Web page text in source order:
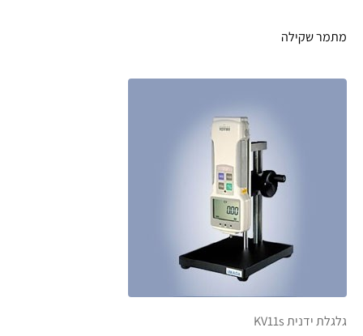
מתמר שקילה
גלגלת ידנית KV11s